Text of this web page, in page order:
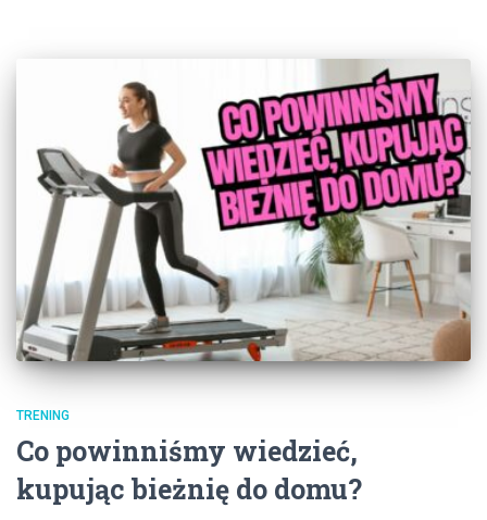
TRENING
Co powinniśmy wiedzieć,
kupując bieżnię do domu?